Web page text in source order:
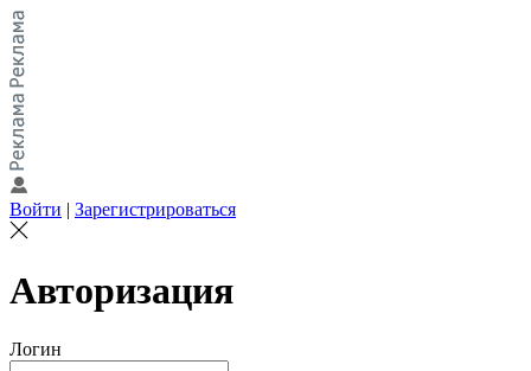
Войти | Зарегистрироваться
Авторизация
Логин